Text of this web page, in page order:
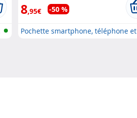
8,95€ -50 %
Pochette smartphone, téléphone et